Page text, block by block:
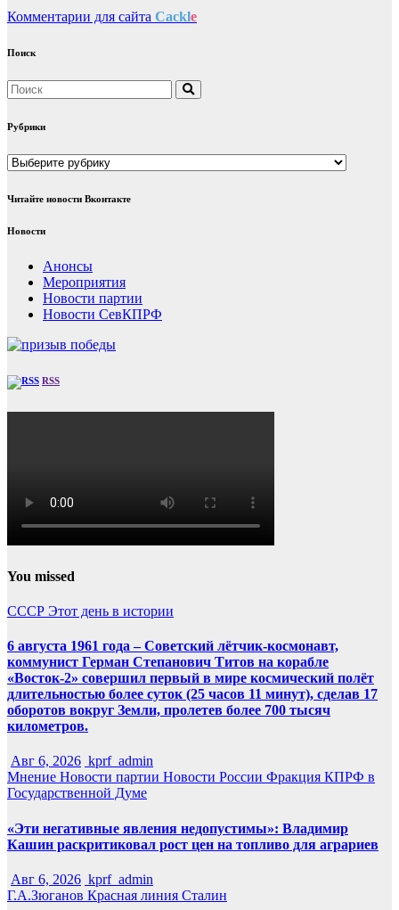
Комментарии для сайта Cackle
Поиск
Рубрики
Рубрики
Читайте новости Вконтакте
Новости
Анонсы
Мероприятия
Новости партии
Новости СевКПРФ
RSS
You missed
СССР Этот день в истории
6 августа 1961 года – Советский лётчик-космонавт,
коммунист Герман Степанович Титов на корабле
«Восток-2» совершил первый в мире космический полёт
длительностью более суток (25 часов 11 минут), сделав 17
оборотов вокруг Земли, пролетев более 700 тысяч
километров.
Авг 6, 2026 kprf_admin
Мнение Новости партии Новости России Фракция КПРФ в
Государственной Думе
«Эти негативные явления недопустимы»: Владимир
Кашин раскритиковал рост цен на топливо для аграриев
Авг 6, 2026 kprf_admin
Г.А.Зюганов Красная линия Сталин